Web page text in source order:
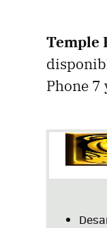
Temple
Phone 7